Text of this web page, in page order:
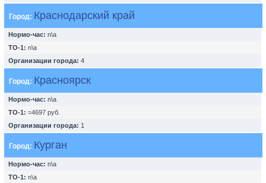
Город: Краснодарский край
Нормо-час: n\a
ТО-1: n\a
Организации города: 4
Город: Красноярск
Нормо-час: n\a
ТО-1: ≈4697 руб.
Организации города: 1
Город: Курган
Нормо-час: n\a
ТО-1: n\a